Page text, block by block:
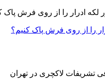
را از روی فرش پاک کنیم؟